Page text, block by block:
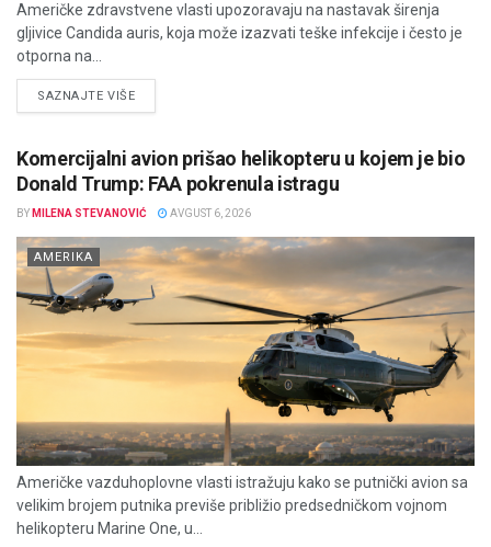
Američke zdravstvene vlasti upozoravaju na nastavak širenja
gljivice Candida auris, koja može izazvati teške infekcije i često je
otporna na...
SAZNAJTE VIŠEDETAILS
Komercijalni avion prišao helikopteru u kojem je bio
Donald Trump: FAA pokrenula istragu
BY MILENA STEVANOVIĆ AVGUST 6, 2026
AMERIKA
Američke vazduhoplovne vlasti istražuju kako se putnički avion sa
velikim brojem putnika previše približio predsedničkom vojnom
helikopteru Marine One, u...